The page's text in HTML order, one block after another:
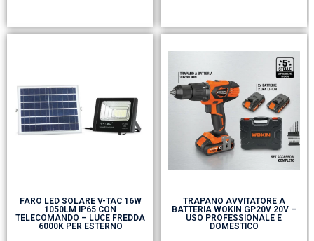
FARO LED SOLARE V-TAC 16W
1050LM IP65 CON
TELECOMANDO – LUCE FREDDA
6000K PER ESTERNO
TRAPANO AVVITATORE A
BATTERIA WOKIN GP20V 20V –
USO PROFESSIONALE E
DOMESTICO